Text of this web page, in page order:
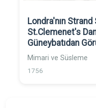
Londra'nın
St.Clemenet's
Güneybatıdan
Mimari ve Süsleme
1756